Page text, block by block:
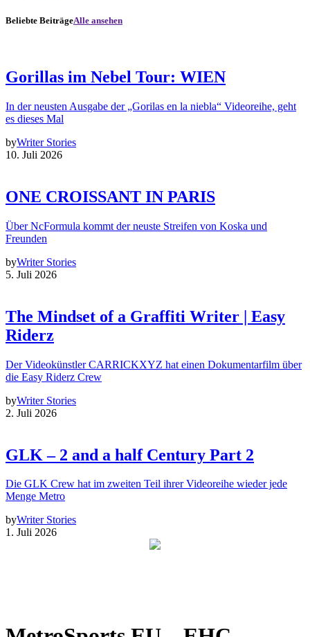
Beliebte BeiträgeAlle ansehen
Gorillas im Nebel Tour: WIEN
In der neusten Ausgabe der „Gorilas en la niebla“ Videoreihe, geht
es dieses Mal
byWriter Stories
10. Juli 2026
ONE CROISSANT IN PARIS
Über NcFormula kommt der neuste Streifen von Koska und
Freunden
byWriter Stories
5. Juli 2026
The Mindset of a Graffiti Writer | Easy
Riderz
Der Videokünstler CARRICKXYZ hat einen Dokumentarfilm über
die Easy Riderz Crew
byWriter Stories
2. Juli 2026
GLK – 2 and a half Century Part 2
Die GLK Crew hat im zweiten Teil ihrer Videoreihe wieder jede
Menge Metro
byWriter Stories
1. Juli 2026